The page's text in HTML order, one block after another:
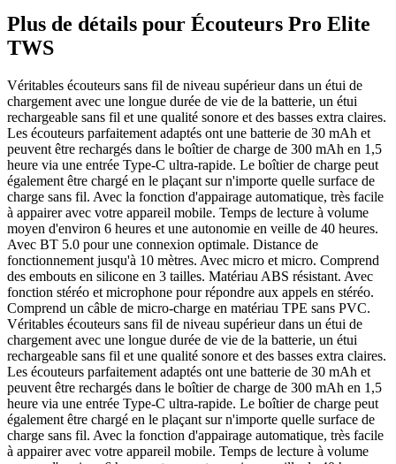
Plus de détails pour Écouteurs Pro Elite
TWS
Véritables écouteurs sans fil de niveau supérieur dans un étui de
chargement avec une longue durée de vie de la batterie, un étui
rechargeable sans fil et une qualité sonore et des basses extra claires.
Les écouteurs parfaitement adaptés ont une batterie de 30 mAh et
peuvent être rechargés dans le boîtier de charge de 300 mAh en 1,5
heure via une entrée Type-C ultra-rapide. Le boîtier de charge peut
également être chargé en le plaçant sur n'importe quelle surface de
charge sans fil. Avec la fonction d'appairage automatique, très facile
à appairer avec votre appareil mobile. Temps de lecture à volume
moyen d'environ 6 heures et une autonomie en veille de 40 heures.
Avec BT 5.0 pour une connexion optimale. Distance de
fonctionnement jusqu'à 10 mètres. Avec micro et micro. Comprend
des embouts en silicone en 3 tailles. Matériau ABS résistant. Avec
fonction stéréo et microphone pour répondre aux appels en stéréo.
Comprend un câble de micro-charge en matériau TPE sans PVC.
Véritables écouteurs sans fil de niveau supérieur dans un étui de
chargement avec une longue durée de vie de la batterie, un étui
rechargeable sans fil et une qualité sonore et des basses extra claires.
Les écouteurs parfaitement adaptés ont une batterie de 30 mAh et
peuvent être rechargés dans le boîtier de charge de 300 mAh en 1,5
heure via une entrée Type-C ultra-rapide. Le boîtier de charge peut
également être chargé en le plaçant sur n'importe quelle surface de
charge sans fil. Avec la fonction d'appairage automatique, très facile
à appairer avec votre appareil mobile. Temps de lecture à volume